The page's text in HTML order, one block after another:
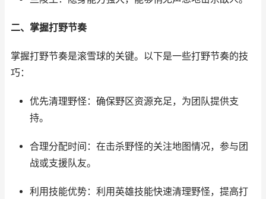
二、掌握打野节奏
掌握打野节奏是滚雪球的关键。以下是一些打野节奏的技
巧：
优先清理野怪：确保野区资源充足，为团队提供支
持。
合理分配时间：在击杀野怪的关注地图情况，参与团
战或支援队友。
利用技能优势：利用英雄技能快速清理野怪，提高打